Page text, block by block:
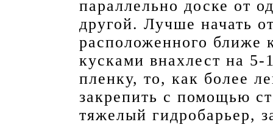
параллельно доске от
другой. Лучше начать
расположенного ближе
кусками внахлест на
пленку, то, как более
закрепить с помощью
тяжелый гидробарьер,